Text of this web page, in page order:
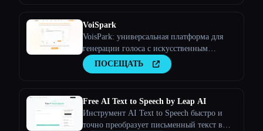
VoiSpark
VoisPark: универсальная платформа для
генерации голоса с искусственным
интеллектом | Преобразование текста в
речь и клонирование голоса
ПОСЕЩАТЬ
Free AI Text to Speech by Leap AI
Инструмент AI Text to Speech быстро и
точно преобразует письменный текст в